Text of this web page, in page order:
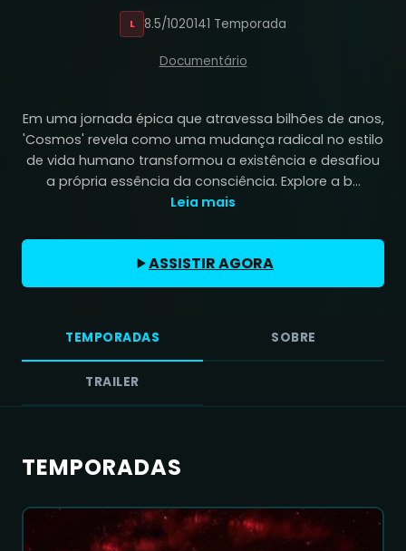
L 8.5/1020141 Temporada
Documentário
Em uma jornada épica que atravessa bilhões de anos,
'Cosmos' revela como uma mudança radical no estilo
de vida humano transformou a existência e desafiou
a própria essência da consciência. Explore a b...
Leia mais
ASSISTIR AGORA
TEMPORADAS SOBRE
TRAILER
TEMPORADAS